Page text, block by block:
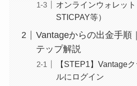
オンラインウォレッ
STICPAY等）
Vantageからの出金手順
テップ解説
【STEP1】Vantage
ルにログイン